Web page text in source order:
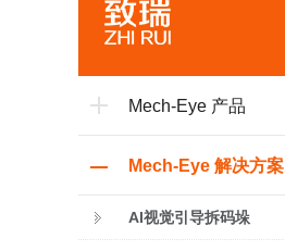
Mech-Eye 产品
Mech-Eye 解决方案
AI视觉引导拆码垛